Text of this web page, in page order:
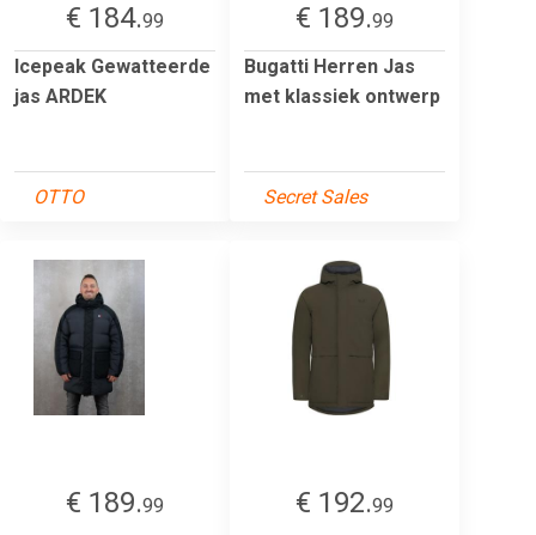
€ 184.99
Icepeak Gewatteerde
jas ARDEK
OTTO
€ 189.99
Bugatti Herren Jas
met klassiek ontwerp
Secret Sales
€ 189.99 € 192.99